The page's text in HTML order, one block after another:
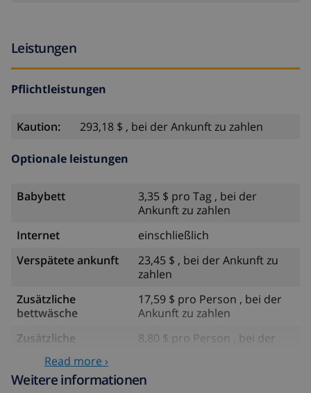
Leistungen
Pflichtleistungen
Kaution: 293,18 $ , bei der Ankunft zu zahlen
Optionale leistungen
Babybett
3,35 $ pro Tag , bei der
Ankunft zu zahlen
Internet
einschließlich
Verspätete ankunft
23,45 $ , bei der Ankunft zu
zahlen
Zusätzliche
bettwäsche
17,59 $ pro Person , bei der
Ankunft zu zahlen
Zusätzliche
8,80 $ pro Person , bei der
Späte abreise
113,75 $
Read more ›
Weitere informationen